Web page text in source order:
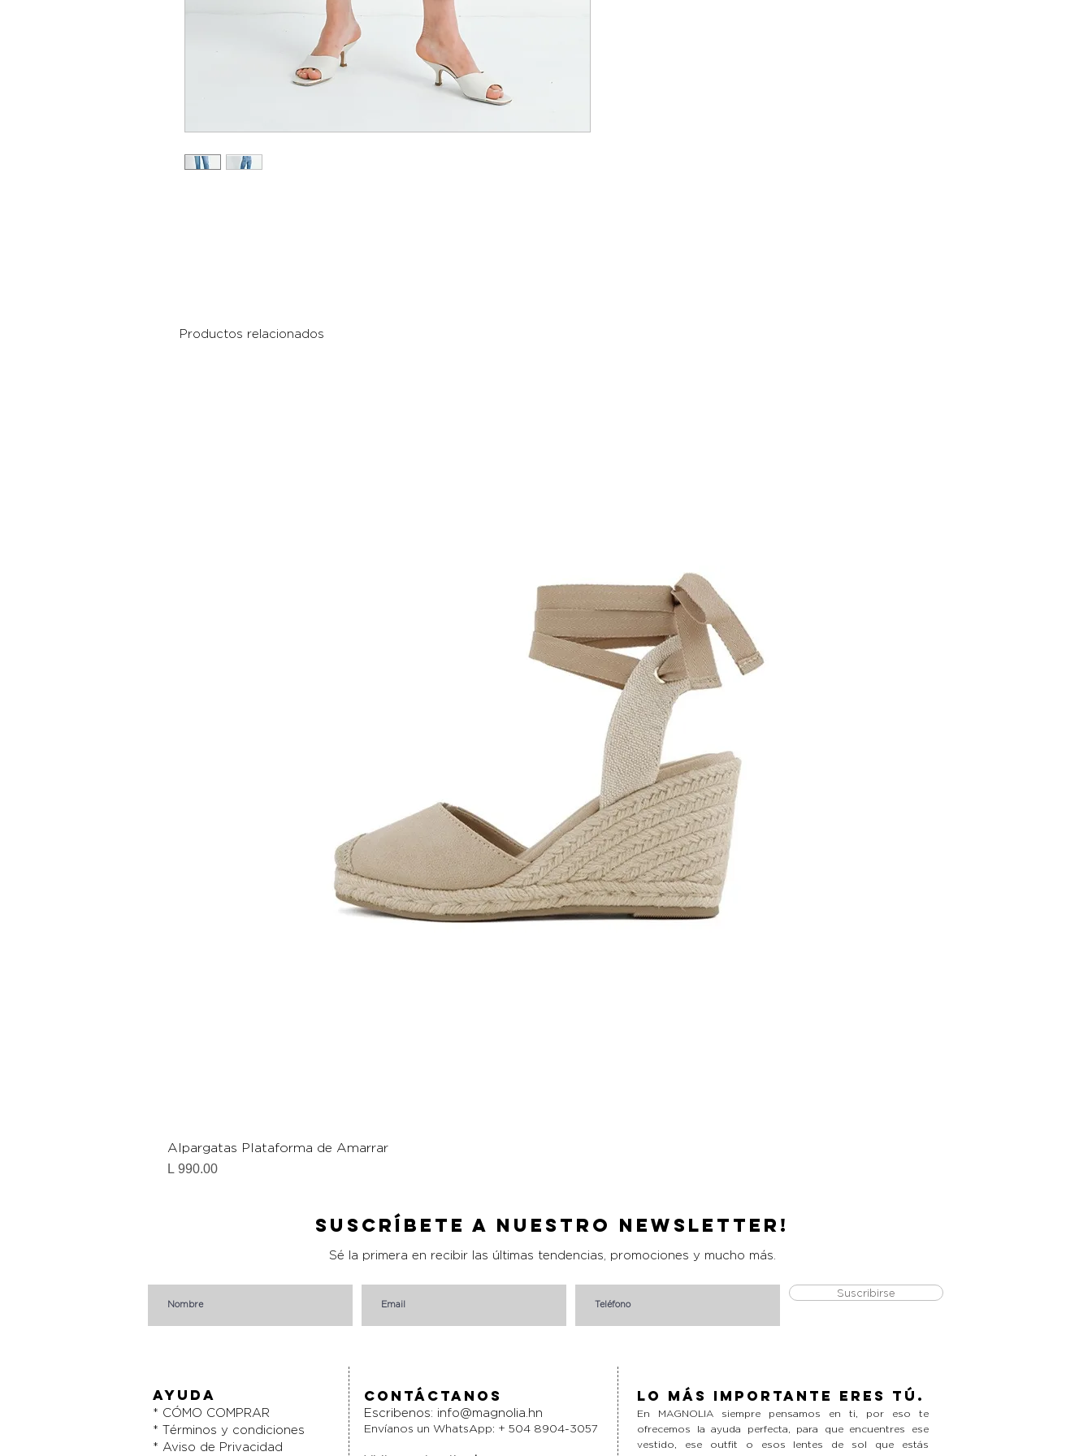
Productos relacionados
Alpargatas Plataforma de Amarrar
Precio
L 990.00
Suscríbete a nuestro Newsletter!
Sé la primera en recibir las últimas tendencias, promociones y mucho más.
Suscribirse
AYUDA
* CÓMO COMPRAR
* Términos y condiciones
* Aviso de Privacidad
Contáctanos
Escribenos: info@magnolia.hn
Envíanos un WhatsApp: + 504 8904-3057
Lo más importante eres tú.
En MAGNOLIA siempre pensamos en ti, por eso te
ofrecemos la ayuda perfecta, para que encuentres ese
vestido, ese outfit o esos lentes de sol que estás